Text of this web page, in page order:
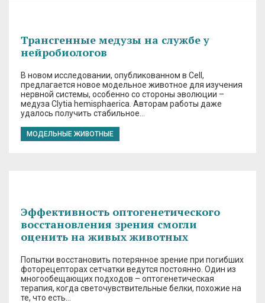
Трансгенные медузы на службе у
нейробиологов
В новом исследовании, опубликованном в Cell,
предлагается новое модельное животное для изучения
нервной системы, особенно со стороны эволюции –
медуза Clytia hemisphaerica. Авторам работы даже
удалось получить стабильное…
МОДЕЛЬНЫЕ ЖИВОТНЫЕ
Эффективность оптогенетического
восстановления зрения смогли
оценить на живых животных
Попытки восстановить потерянное зрение при погибших
фоторецепторах сетчатки ведутся постоянно. Один из
многообещающих подходов – оптогенетическая
терапия, когда светочувствительные белки, похожие на
те, что есть…